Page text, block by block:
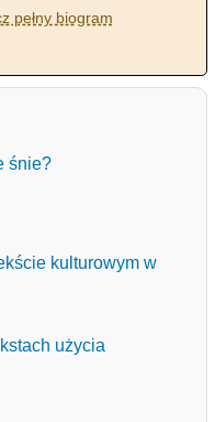
pełny biogram
śnie?
kulturowym w
użycia